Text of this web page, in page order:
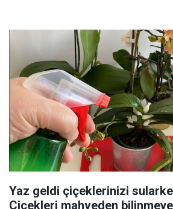
Yaz geldi çiçeklerinizi
Çiçekleri mahveden